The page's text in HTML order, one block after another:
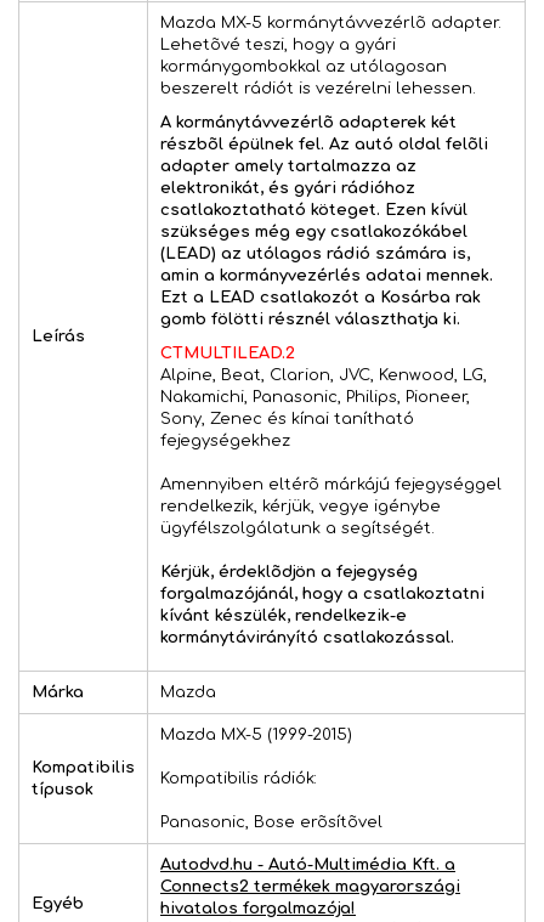
Leírás
Mazda MX-5 kormánytávvezérlõ adapter.
Lehetõvé teszi, hogy a gyári
kormánygombokkal az utólagosan
beszerelt rádiót is vezérelni lehessen.
A kormánytávvezérlõ adapterek két
részbõl épülnek fel. Az autó oldal felõli
adapter amely tartalmazza az
elektronikát, és gyári rádióhoz
csatlakoztatható köteget. Ezen kívül
szükséges még egy csatlakozókábel
(LEAD) az utólagos rádió számára is,
amin a kormányvezérlés adatai mennek.
Ezt a LEAD csatlakozót a Kosárba rak
gomb fölötti résznél választhatja ki.
CTMULTILEAD.2
Alpine, Beat, Clarion, JVC, Kenwood, LG,
Nakamichi, Panasonic, Philips, Pioneer,
Sony, Zenec és kínai tanítható
fejegységekhez
Amennyiben eltérõ márkájú fejegységgel
rendelkezik, kérjük, vegye igénybe
ügyfélszolgálatunk a segítségét.
Kérjük, érdeklõdjön a fejegység
forgalmazójánál, hogy a csatlakoztatni
kívánt készülék, rendelkezik-e
kormánytávirányító csatlakozással.
Márka Mazda
Kompatibilis
típusok
Mazda MX-5 (1999-2015)
Kompatibilis rádiók:
Panasonic, Bose erõsítõvel
Egyéb
Autodvd.hu - Autó-Multimédia Kft. a
Connects2 termékek magyarországi
hivatalos forgalmazója!